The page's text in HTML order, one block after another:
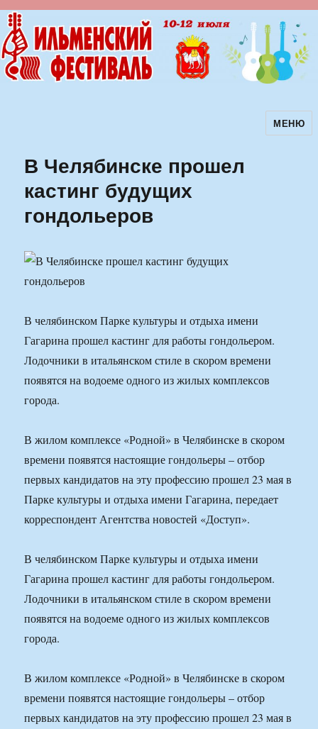
Ильменский фестиваль авторскойМЕНЮ
В Челябинске прошел
кастинг будущих
гондольеров
В челябинском Парке культуры и отдыха имени
Гагарина прошел кастинг для работы гондольером.
Лодочники в итальянском стиле в скором времени
появятся на водоеме одного из жилых комплексов
города.
В жилом комплексе «Родной» в Челябинске в скором
времени появятся настоящие гондольеры – отбор
первых кандидатов на эту профессию прошел 23 мая в
Парке культуры и отдыха имени Гагарина, передает
корреспондент Агентства новостей «Доступ».
В челябинском Парке культуры и отдыха имени
Гагарина прошел кастинг для работы гондольером.
Лодочники в итальянском стиле в скором времени
появятся на водоеме одного из жилых комплексов
города.
В жилом комплексе «Родной» в Челябинске в скором
времени появятся настоящие гондольеры – отбор
первых кандидатов на эту профессию прошел 23 мая в